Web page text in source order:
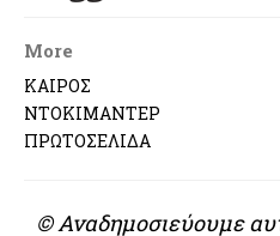
More
ΚΑΙΡΟΣ
ΝΤΟΚΙΜΑΝΤΕΡ
ΠΡΩΤΟΣΕΛΙΔΑ
© Αναδημοσιεύουμε